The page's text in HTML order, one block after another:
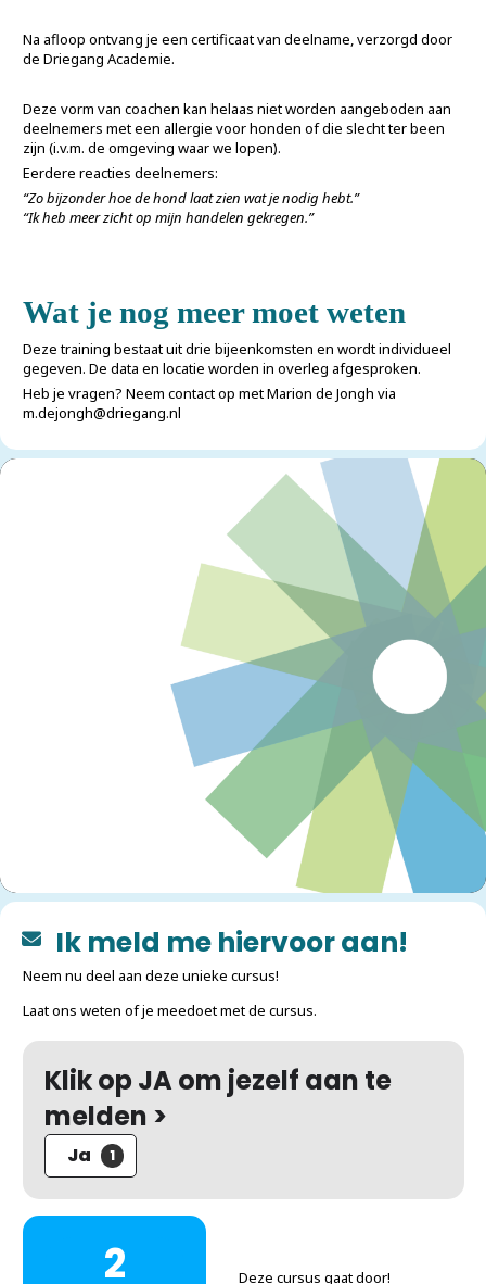
Na afloop ontvang je een certificaat van deelname, verzorgd door
de Driegang Academie.
Deze vorm van coachen kan helaas niet worden aangeboden aan
deelnemers met een allergie voor honden of die slecht ter been
zijn (i.v.m. de omgeving waar we lopen).
Eerdere reacties deelnemers:
“Zo bijzonder hoe de hond laat zien wat je nodig hebt.”
“Ik heb meer zicht op mijn handelen gekregen.”
Wat je nog meer moet weten
Deze training bestaat uit drie bijeenkomsten en wordt individueel
gegeven. De data en locatie worden in overleg afgesproken.
Heb je vragen? Neem contact op met Marion de Jongh via
m.dejongh@driegang.nl
Ik meld me hiervoor aan!
Neem nu deel aan deze unieke cursus!
Laat ons weten of je meedoet met de cursus.
Klik op JA om jezelf aan te
melden >
Ja 1
2 Deze cursus gaat door!